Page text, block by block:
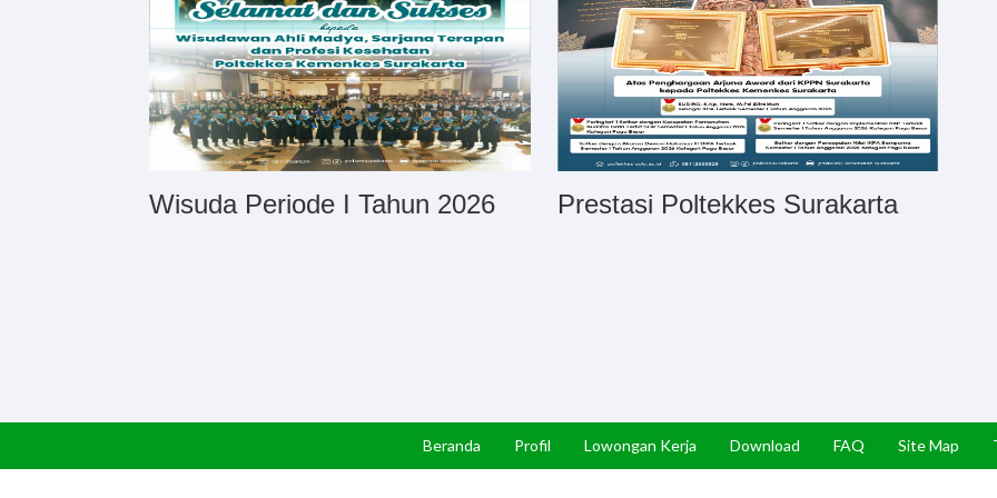
Wisuda Periode I Tahun 2026 Prestasi Poltekkes Surakarta
Beranda Profil Lowongan Kerja Download FAQ Site Map